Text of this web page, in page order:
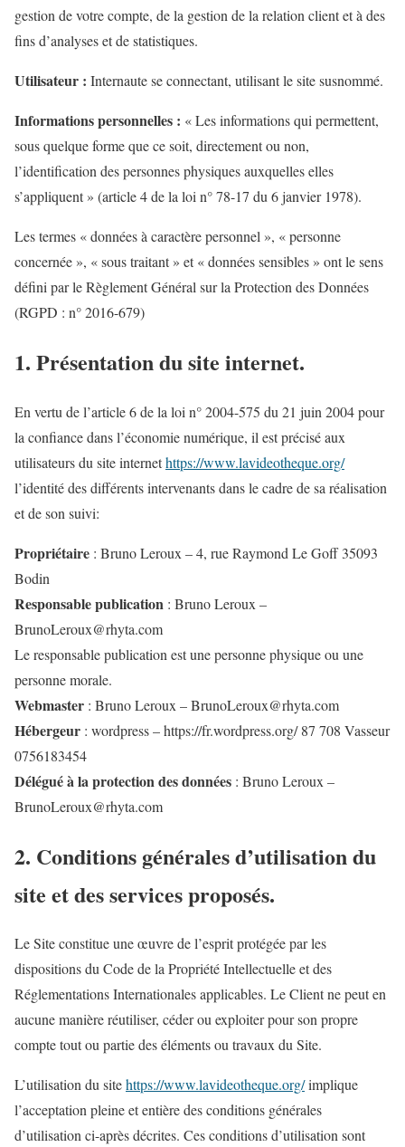
gestion de votre compte, de la gestion de la relation client et à des
fins d’analyses et de statistiques.
Utilisateur : Internaute se connectant, utilisant le site susnommé.
Informations personnelles : « Les informations qui permettent,
sous quelque forme que ce soit, directement ou non,
l’identification des personnes physiques auxquelles elles
s’appliquent » (article 4 de la loi n° 78-17 du 6 janvier 1978).
Les termes « données à caractère personnel », « personne
concernée », « sous traitant » et « données sensibles » ont le sens
défini par le Règlement Général sur la Protection des Données
(RGPD : n° 2016-679)
1. Présentation du site internet.
En vertu de l’article 6 de la loi n° 2004-575 du 21 juin 2004 pour
la confiance dans l’économie numérique, il est précisé aux
utilisateurs du site internethttps://www.lavideotheque.org/
l’identité des différents intervenants dans le cadre de sa réalisation
et de son suivi:
Propriétaire : Bruno Leroux – 4, rue Raymond Le Goff 35093
Bodin
Responsable publication : Bruno Leroux –
BrunoLeroux@rhyta.com
Le responsable publication est une personne physique ou une
personne morale.
Webmaster : Bruno Leroux – BrunoLeroux@rhyta.com
Hébergeur : wordpress – https://fr.wordpress.org/ 87 708 Vasseur
0756183454
Délégué à la protection des données : Bruno Leroux –
BrunoLeroux@rhyta.com
2. Conditions générales d’utilisation du
site et des services proposés.
Le Site constitue une œuvre de l’esprit protégée par les
dispositions du Code de la Propriété Intellectuelle et des
Réglementations Internationales applicables. Le Client ne peut en
aucune manière réutiliser, céder ou exploiter pour son propre
compte tout ou partie des éléments ou travaux du Site.
L’utilisation du sitehttps://www.lavideotheque.org/implique
l’acceptation pleine et entière des conditions générales
d’utilisation ci-après décrites. Ces conditions d’utilisation sont